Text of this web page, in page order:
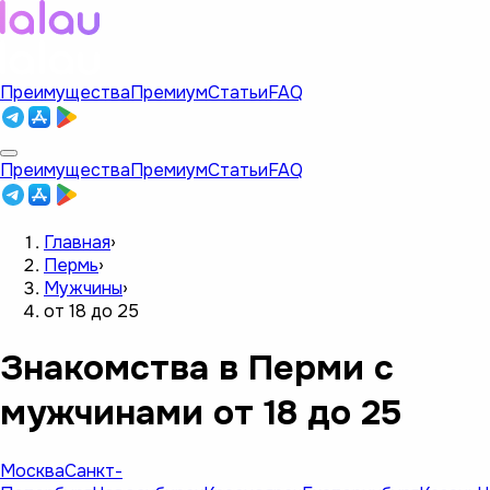
ПреимуществаПремиумСтатьиFAQ
ПреимуществаПремиумСтатьиFAQ
Главная›
Пермь›
Мужчины›
от 18 до 25
Знакомства в Перми с
мужчинами от 18 до 25
МоскваСанкт-